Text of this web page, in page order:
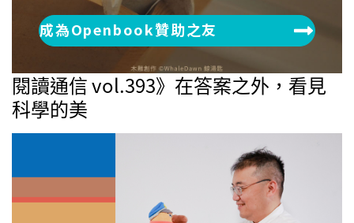
成為Openbook贊助之友
閱讀通信 vol.393》在答案之外，看見
科學的美